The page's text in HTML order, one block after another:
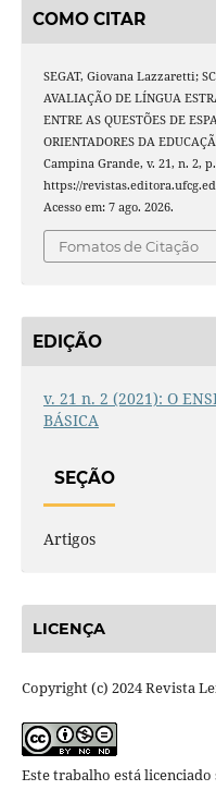
COMO CITAR
SEGAT, Giovana Lazzaretti;
AVALIAÇÃO DE LÍNGUA
ENTRE AS QUESTÕES DE
ORIENTADORES DA
Campina Grande, v. 21, n. 2,
https://
Acesso em: 7 ago. 2026.
Fomatos de Citação
EDIÇÃO
v. 21 n. 2 (2021): O
BÁSICA
SEÇÃO
Artigos
LICENÇA
Copyright (c) 2024 Revista
Este trabalho está licenciado